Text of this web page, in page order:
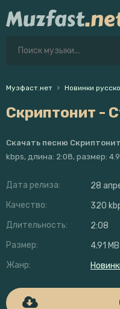
Музфаст.нет Новинки
Скриптонит -
Скачать песню
kbps, длина: 2:08, размер:
Дата релиза:
28
Качество:
320
Длительность:
2:08
Размер:
4.91 MB
Жанр: